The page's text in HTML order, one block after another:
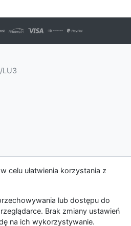
celu ułatwienia korzystania z
lub dostępu do
Brak zmiany ustawień
na ich wykorzystywanie.
LU3